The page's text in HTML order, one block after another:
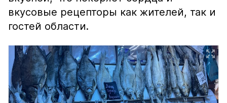
вкусовые рецепторы как жителей, так и
гостей области.